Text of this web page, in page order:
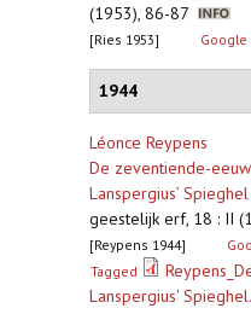
(1953), 86-87
[Ries 1953] Google
1944
Léonce Reypens
De zeventiende-
Lanspergius’
geestelijk erf, 18 : II
[Reypens 1944]
Tagged
Lanspergius'